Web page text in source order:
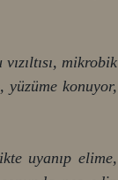
mikrobik
yüzüme konuyor,
uyanıp elime,